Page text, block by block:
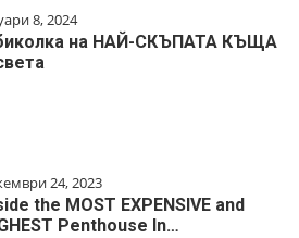
8, 2024
на НАЙ-СКЪПАТА КЪЩА
24, 2023
the MOST EXPENSIVE and
Penthouse In…